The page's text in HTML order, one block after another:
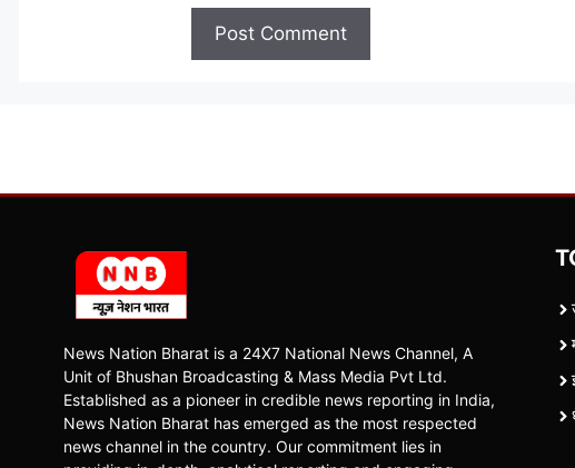
News Nation Bharat is a 24X7 National News Channel, A
Unit of Bhushan Broadcasting & Mass Media Pvt Ltd.
Established as a pioneer in credible news reporting in India,
News Nation Bharat has emerged as the most respected
news channel in the country. Our commitment lies in